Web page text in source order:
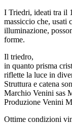
I Triedri, ideati tra il
massiccio che, usati
illuminazione,
forme.
Il triedro,
in quanto prisma
riflette la luce in
Struttura e catena
Marchio Venini sas
Produzione Venini
Ottime condizioni